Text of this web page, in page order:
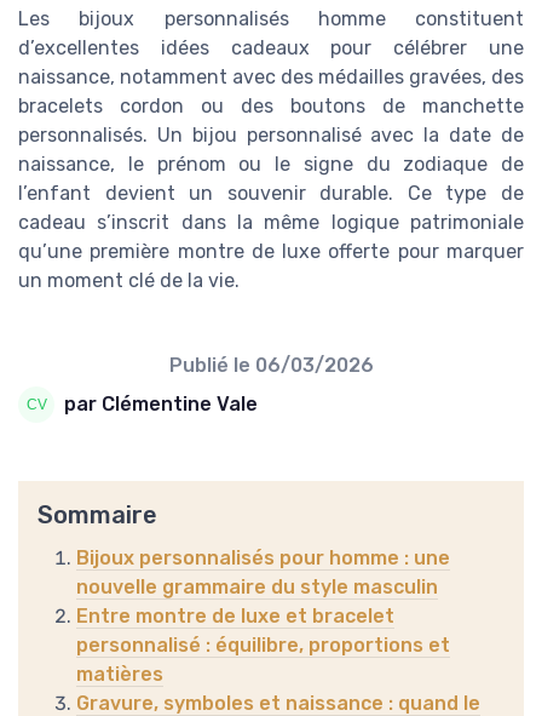
Les bijoux personnalisés homme constituent
d’excellentes idées cadeaux pour célébrer une
naissance, notamment avec des médailles gravées, des
bracelets cordon ou des boutons de manchette
personnalisés. Un bijou personnalisé avec la date de
naissance, le prénom ou le signe du zodiaque de
l’enfant devient un souvenir durable. Ce type de
cadeau s’inscrit dans la même logique patrimoniale
qu’une première montre de luxe offerte pour marquer
un moment clé de la vie.
Publié le 06/03/2026
par Clémentine Vale
Sommaire
Bijoux personnalisés pour homme : une
nouvelle grammaire du style masculin
Entre montre de luxe et bracelet
personnalisé : équilibre, proportions et
matières
Gravure, symboles et naissance : quand le